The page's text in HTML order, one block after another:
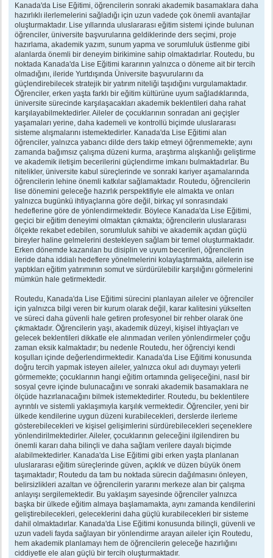
Kanada'da Lise Eğitimi, öğrencilerin sonraki akademik basamaklara daha
hazırlıklı ilerlemelerini sağladığı için uzun vadede çok önemli avantajlar
oluşturmaktadır. Lise yıllarında uluslararası eğitim sistemi içinde bulunan
öğrenciler, üniversite başvurularına geldiklerinde ders seçimi, proje
hazırlama, akademik yazım, sunum yapma ve sorumluluk üstlenme gibi
alanlarda önemli bir deneyim birikimine sahip olmaktadırlar. Routedu, bu
noktada Kanada'da Lise Eğitimi kararının yalnızca o döneme ait bir tercih
olmadığını, ileride Yurtdışında Üniversite başvurularını da
güçlendirebilecek stratejik bir yatırım niteliği taşıdığını vurgulamaktadır.
Öğrenciler, erken yaşta farklı bir eğitim kültürüne uyum sağladıklarında,
üniversite sürecinde karşılaşacakları akademik beklentileri daha rahat
karşılayabilmektedirler. Aileler de çocuklarının sonradan ani geçişler
yaşamaları yerine, daha kademeli ve kontrollü biçimde uluslararası
sisteme alışmalarını istemektedirler. Kanada'da Lise Eğitimi alan
öğrenciler, yalnızca yabancı dilde ders takip etmeyi öğrenmemekte; aynı
zamanda bağımsız çalışma düzeni kurma, araştırma alışkanlığı geliştirme
ve akademik iletişim becerilerini güçlendirme imkanı bulmaktadırlar. Bu
nitelikler, üniversite kabul süreçlerinde ve sonraki kariyer aşamalarında
öğrencilerin lehine önemli katkılar sağlamaktadır. Routedu, öğrencilerin
lise dönemini geleceğe hazırlık perspektifiyle ele almakta ve onları
yalnızca bugünkü ihtiyaçlarına göre değil, birkaç yıl sonrasındaki
hedeflerine göre de yönlendirmektedir. Böylece Kanada'da Lise Eğitimi,
geçici bir eğitim deneyimi olmaktan çıkmakta; öğrencilerin uluslararası
ölçekte rekabet edebilen, sorumluluk sahibi ve akademik açıdan güçlü
bireyler haline gelmelerini destekleyen sağlam bir temel oluşturmaktadır.
Erken dönemde kazanılan bu disiplin ve uyum becerileri, öğrencilerin
ileride daha iddialı hedeflere yönelmelerini kolaylaştırmakta, ailelerin ise
yaptıkları eğitim yatırımının somut ve sürdürülebilir karşılığını görmelerini
mümkün hale getirmektedir.
Routedu, Kanada'da Lise Eğitimi sürecini planlayan aileler ve öğrenciler
için yalnızca bilgi veren bir kurum olarak değil, karar kalitesini yükselten
ve süreci daha güvenli hale getiren profesyonel bir rehber olarak öne
çıkmaktadır. Öğrencilerin yaşı, akademik düzeyi, kişisel ihtiyaçları ve
gelecek beklentileri dikkatle ele alınmadan verilen yönlendirmeler çoğu
zaman eksik kalmaktadır; bu nedenle Routedu, her öğrenciyi kendi
koşulları içinde değerlendirmektedir. Kanada'da Lise Eğitimi konusunda
doğru tercih yapmak isteyen aileler, yalnızca okul adı duymayı yeterli
görmemekte; çocuklarının hangi eğitim ortamında gelişeceğini, nasıl bir
sosyal çevre içinde bulunacağını ve sonraki akademik basamaklara ne
ölçüde hazırlanacağını bilmek istemektedirler. Routedu, bu beklentilere
ayrıntılı ve sistemli yaklaşımıyla karşılık vermektedir. Öğrenciler, yeni bir
ülkede kendilerine uygun düzeni kurabilecekleri, derslerde ilerleme
gösterebilecekleri ve kişisel gelişimlerini sürdürebilecekleri seçeneklere
yönlendirilmektedirler. Aileler, çocuklarının geleceğini ilgilendiren bu
önemli kararı daha bilinçli ve daha sağlam verilere dayalı biçimde
alabilmektedirler. Kanada'da Lise Eğitimi gibi erken yaşta planlanan
uluslararası eğitim süreçlerinde güven, açıklık ve düzen büyük önem
taşımaktadır; Routedu da tam bu noktada sürecin dağılmasını önleyen,
belirsizlikleri azaltan ve öğrencilerin yararını merkeze alan bir çalışma
anlayışı sergilemektedir. Bu yaklaşım sayesinde öğrenciler yalnızca
başka bir ülkede eğitim almaya başlamamakta, aynı zamanda kendilerini
geliştirebilecekleri, geleceklerini daha güçlü kurabilecekleri bir sisteme
dahil olmaktadırlar. Kanada'da Lise Eğitimi konusunda bilinçli, güvenli ve
uzun vadeli fayda sağlayan bir yönlendirme arayan aileler için Routedu,
hem akademik planlamayı hem de öğrencilerin geleceğe hazırlığını
ciddiyetle ele alan güçlü bir tercih oluşturmaktadır.